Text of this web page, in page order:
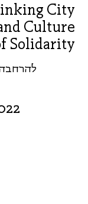
City
Culture
Solidarity
←